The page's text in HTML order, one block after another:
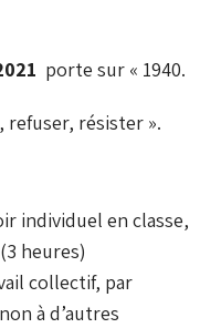
porte sur « 1940.
refuser, résister ».
individuel en classe,
heures)
collectif, par
à d’autres